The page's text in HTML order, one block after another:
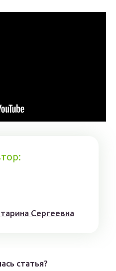
Ceргeeвнa
статья?